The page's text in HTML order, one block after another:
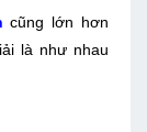
cũng lớn hơn
là như nhau